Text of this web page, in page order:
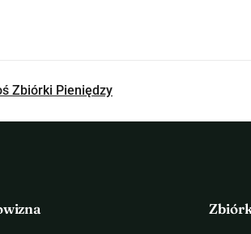
Zbiórki Pieniędzy